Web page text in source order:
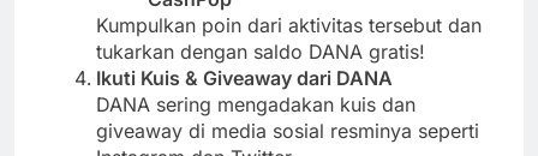
Kumpulkan poin dari aktivitas tersebut dan
tukarkan dengan saldo DANA gratis!
Ikuti Kuis & Giveaway dari DANA
DANA sering mengadakan kuis dan
giveaway di media sosial resminya seperti